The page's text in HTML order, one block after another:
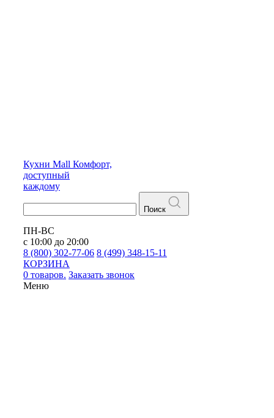
Кухни Mall Комфорт,
доступный
каждому
Поиск
ПН-ВС
с 10:00 до 20:00
8 (800) 302-77-06 8 (499) 348-15-11
КОРЗИНА
0 товаров. Заказать звонок
Меню